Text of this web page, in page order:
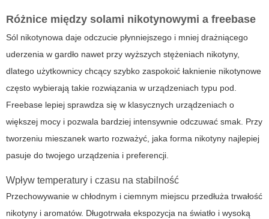
Różnice między solami nikotynowymi a freebase
Sól nikotynowa daje odczucie płynniejszego i mniej drażniącego
uderzenia w gardło nawet przy wyższych stężeniach nikotyny,
dlatego użytkownicy chcący szybko zaspokoić łaknienie nikotynowe
często wybierają takie rozwiązania w urządzeniach typu pod.
Freebase lepiej sprawdza się w klasycznych urządzeniach o
większej mocy i pozwala bardziej intensywnie odczuwać smak. Przy
tworzeniu mieszanek warto rozważyć, jaka forma nikotyny najlepiej
pasuje do twojego urządzenia i preferencji.
Wpływ temperatury i czasu na stabilność
Przechowywanie w chłodnym i ciemnym miejscu przedłuża trwałość
nikotyny i aromatów. Długotrwała ekspozycja na światło i wysoką